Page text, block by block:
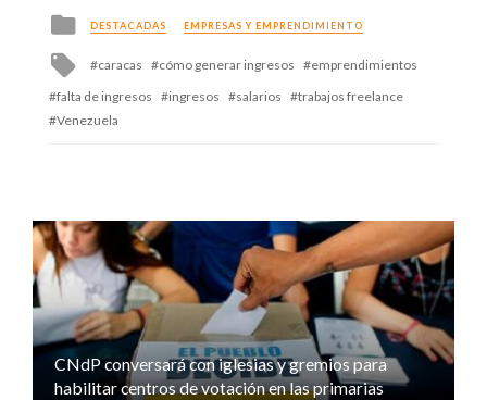
Posted
in
DESTACADAS EMPRESAS Y EMPRENDIMIENTO
Tagged
caracas cómo generar ingresos
emprendimientos
falta de ingresos
ingresos salarios
trabajos freelance
Venezuela
CNdP conversará con iglesias y gremios para
habilitar centros de votación en las primarias